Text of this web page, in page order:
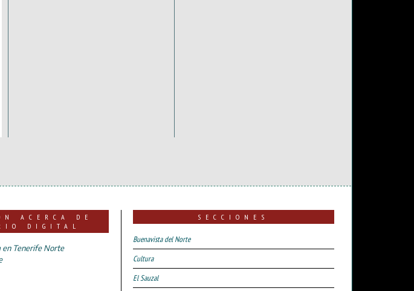
ACERCA DE
DIGITAL
en Tenerife Norte
SECCIONES
Buenavista del Norte
Cultura
El Sauzal